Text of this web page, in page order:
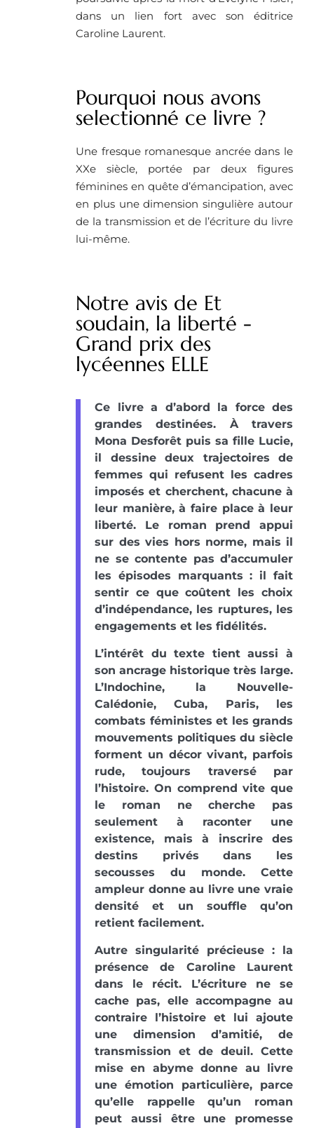
dans un lien fort avec son éditrice
Caroline Laurent.
Pourquoi nous avons
selectionné ce livre ? ​
Une fresque romanesque ancrée dans le
XXe siècle, portée par deux figures
féminines en quête d’émancipation, avec
en plus une dimension singulière autour
de la transmission et de l’écriture du livre
lui-même.
Notre avis de Et
soudain, la liberté -
Grand prix des
lycéennes ELLE
Ce livre a d’abord la force des
grandes destinées. À travers
Mona Desforêt puis sa fille Lucie,
il dessine deux trajectoires de
femmes qui refusent les cadres
imposés et cherchent, chacune à
leur manière, à faire place à leur
liberté. Le roman prend appui
sur des vies hors norme, mais il
ne se contente pas d’accumuler
les épisodes marquants : il fait
sentir ce que coûtent les choix
d’indépendance, les ruptures, les
engagements et les fidélités.
L’intérêt du texte tient aussi à
son ancrage historique très large.
L’Indochine, la Nouvelle-
Calédonie, Cuba, Paris, les
combats féministes et les grands
mouvements politiques du siècle
forment un décor vivant, parfois
rude, toujours traversé par
l’histoire. On comprend vite que
le roman ne cherche pas
seulement à raconter une
existence, mais à inscrire des
destins privés dans les
secousses du monde. Cette
ampleur donne au livre une vraie
densité et un souffle qu’on
retient facilement.
Autre singularité précieuse : la
présence de Caroline Laurent
dans le récit. L’écriture ne se
cache pas, elle accompagne au
contraire l’histoire et lui ajoute
une dimension d’amitié, de
transmission et de deuil. Cette
mise en abyme donne au livre
une émotion particulière, parce
qu’elle rappelle qu’un roman
peut aussi être une promesse